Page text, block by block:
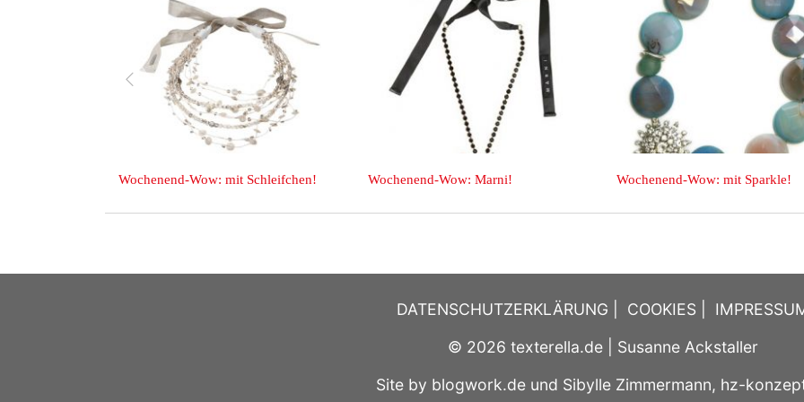
Wochenend-Wow: mit Schleifchen! Wochenend-Wow: Marni! Wochenend-Wow: mit Sparkle!
zurück
DATENSCHUTZERKLÄRUNG COOKIES
© 2026 texterella.de | Susanne Ackstaller
Site by blogwork.de und Sibylle Zimmermann, hz-